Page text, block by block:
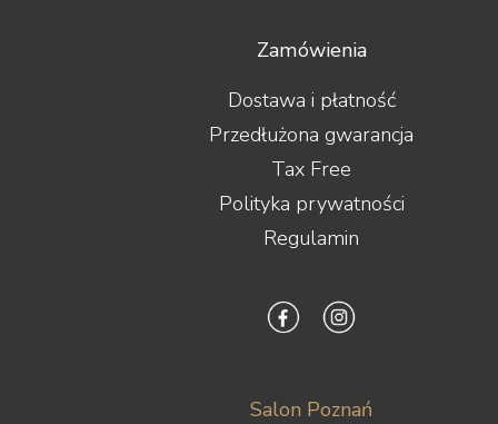
Zamówienia
Dostawa i płatność
Przedłużona gwarancja
Tax Free
Polityka prywatności
Regulamin
Salon Poznań